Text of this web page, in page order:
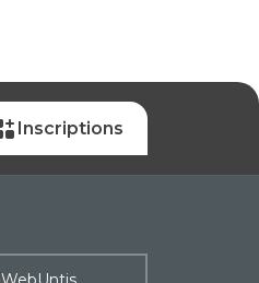
Inscriptions